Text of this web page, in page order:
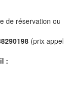
de réservation ou
(prix appel
: